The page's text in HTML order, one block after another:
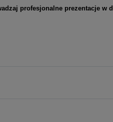
profesjonalne prezentacje w